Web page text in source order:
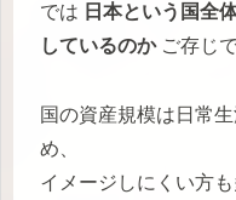
では 日本という国全
しているのかご存じで
国の資産規模は日常
め、
イメージしにくい方も